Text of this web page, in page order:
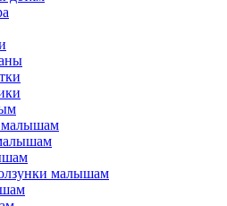
малышам
малышам